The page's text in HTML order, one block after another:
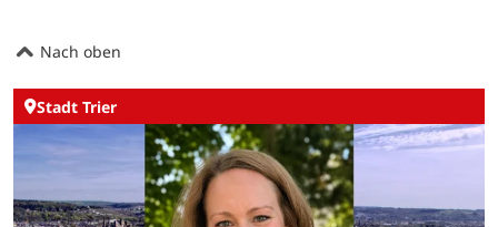
Nach oben
Stadt Trier